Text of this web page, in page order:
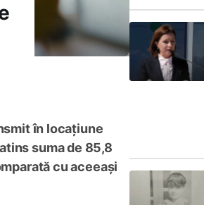
în locațiune
suma de 85,8
cu aceeași